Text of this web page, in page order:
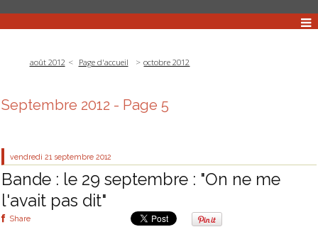
août 2012 Page d'accueil octobre 2012
Septembre 2012 - Page 5
vendredi 21 septembre 2012
Bande : le 29 septembre : "On ne me
l'avait pas dit"
Share